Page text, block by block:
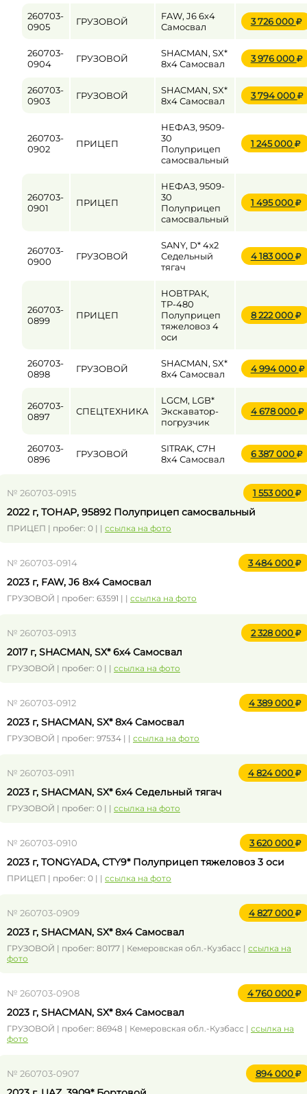
260703-
0905
ГРУЗОВОЙ
FAW, J6 6x4
Самосвал
3 726 000
260703-
0904
ГРУЗОВОЙ
SHACMAN, SX*
8x4 Самосвал
3 976 000
260703-
0903
ГРУЗОВОЙ
SHACMAN, SX*
8x4 Самосвал
3 794 000
260703-
0902
ПРИЦЕП
НЕФАЗ, 9509-
30
Полуприцеп
самосвальный
1 245 000
260703-
0901
ПРИЦЕП
НЕФАЗ, 9509-
30
Полуприцеп
самосвальный
1 495 000
260703-
0900
ГРУЗОВОЙ
SANY, D* 4x2
Седельный
тягач
4 183 000
260703-
0899
ПРИЦЕП
НОВТРАК,
ТР-480
Полуприцеп
тяжеловоз 4
оси
8 222 000
260703-
0898
ГРУЗОВОЙ
SHACMAN, SX*
8x4 Самосвал
4 994 000
260703-
0897
СПЕЦТЕХНИКА
LGCM, LGB*
Экскаватор-
погрузчик
4 678 000
260703-
0896
ГРУЗОВОЙ
SITRAK, C7H
8x4 Самосвал
6 387 000
№ 260703-0915 1 553 000
2022 г, ТОНАР, 95892 Полуприцеп самосвальный
ПРИЦЕП | пробег: 0 | | ссылка на фото
№ 260703-0914 3 484 000
2023 г, FAW, J6 8x4 Самосвал
ГРУЗОВОЙ | пробег: 63591 | | ссылка на фото
№ 260703-0913 2 328 000
2017 г, SHACMAN, SX* 6x4 Самосвал
ГРУЗОВОЙ | пробег: 0 | | ссылка на фото
№ 260703-0912 4 389 000
2023 г, SHACMAN, SX* 8x4 Самосвал
ГРУЗОВОЙ | пробег: 97534 | | ссылка на фото
№ 260703-0911 4 824 000
2023 г, SHACMAN, SX* 6x4 Седельный тягач
ГРУЗОВОЙ | пробег: 0 | | ссылка на фото
№ 260703-0910 3 620 000
2023 г, TONGYADA, CTY9* Полуприцеп тяжеловоз 3 оси
ПРИЦЕП | пробег: 0 | | ссылка на фото
№ 260703-0909 4 827 000
2023 г, SHACMAN, SX* 8x4 Самосвал
ГРУЗОВОЙ | пробег: 80177 | Кемеровская обл.-Кузбасс | ссылка на
фото
№ 260703-0908 4 760 000
2023 г, SHACMAN, SX* 8x4 Самосвал
ГРУЗОВОЙ | пробег: 86948 | Кемеровская обл.-Кузбасс | ссылка на
фото
№ 260703-0907 894 000